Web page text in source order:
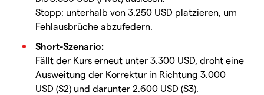
Stopp: unterhalb von 3.250 USD platzieren, um
Fehlausbrüche abzufedern.
Short-Szenario:
Fällt der Kurs erneut unter 3.300 USD, droht eine
Ausweitung der Korrektur in Richtung 3.000
USD (S2) und darunter 2.600 USD (S3).